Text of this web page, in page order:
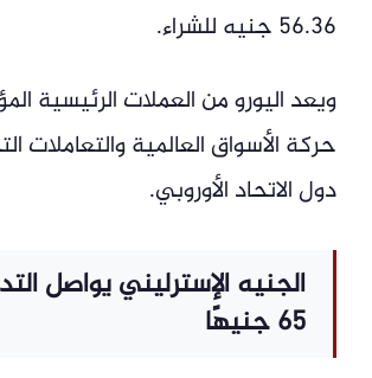
56.36 جنيه للشراء.
ويعد اليورو من العملات الرئيسية
حركة الأسواق العالمية والتعاملات
دول الاتحاد الأوروبي.
الجنيه الإسترليني يواصل
65 جنيهًا